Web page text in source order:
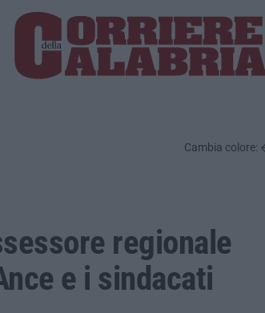
Cambia colore:
regionale
e i sindacati